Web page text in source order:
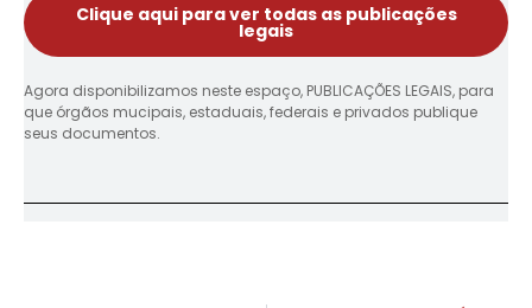
Clique aqui para ver todas as publicações
legais
Agora disponibilizamos neste espaço, PUBLICAÇÕES LEGAIS, para
que órgãos mucipais, estaduais, federais e privados publique
seus documentos.